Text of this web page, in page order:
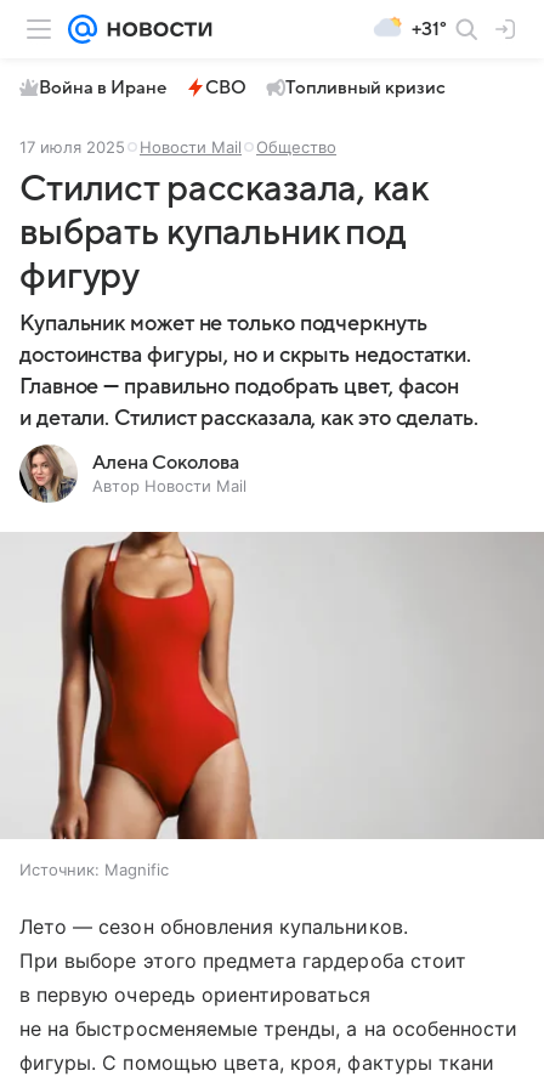
+31°
Война в Иране СВО Топливный кризис
17 июля 2025 Новости Mail Общество
Стилист рассказала, как
выбрать купальник под
фигуру
Купальник может не только подчеркнуть
достоинства фигуры, но и скрыть недостатки.
Главное — правильно подобрать цвет, фасон
и детали. Стилист рассказала, как это сделать.
Алена Соколова
Автор Новости Mail
Источник: Magnific
Лето — сезон обновления купальников.
При выборе этого предмета гардероба стоит
в первую очередь ориентироваться
не на быстросменяемые тренды, а на особенности
фигуры. С помощью цвета, кроя, фактуры ткани